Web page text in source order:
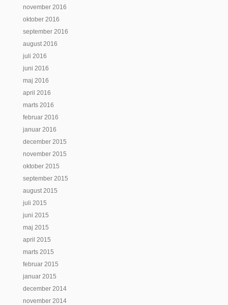
november 2016
oktober 2016
september 2016
august 2016
juli 2016
juni 2016
maj 2016
april 2016
marts 2016
februar 2016
januar 2016
december 2015
november 2015
oktober 2015
september 2015
august 2015
juli 2015
juni 2015
maj 2015
april 2015
marts 2015
februar 2015
januar 2015
december 2014
november 2014